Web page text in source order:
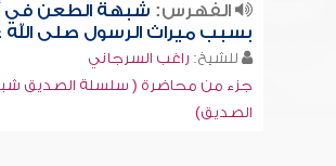
الفهرس: شبهة الطعن في
بسبب ميراث الرسول صلى
للشيخ: راغب السرجاني
جزء من محاضرة ( سلسلة الصديق
الصديق)